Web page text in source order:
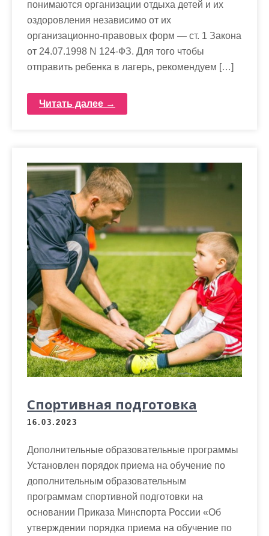
понимаются организации отдыха детей и их
оздоровления независимо от их
организационно-правовых форм — ст. 1 Закона
от 24.07.1998 N 124-ФЗ. Для того чтобы
отправить ребенка в лагерь, рекомендуем […]
Читать далее →
Спортивная подготовка
16.03.2023
Дополнительные образовательные программы
Установлен порядок приема на обучение по
дополнительным образовательным
программам спортивной подготовки на
основании Приказа Минспорта России «Об
утверждении порядка приема на обучение по